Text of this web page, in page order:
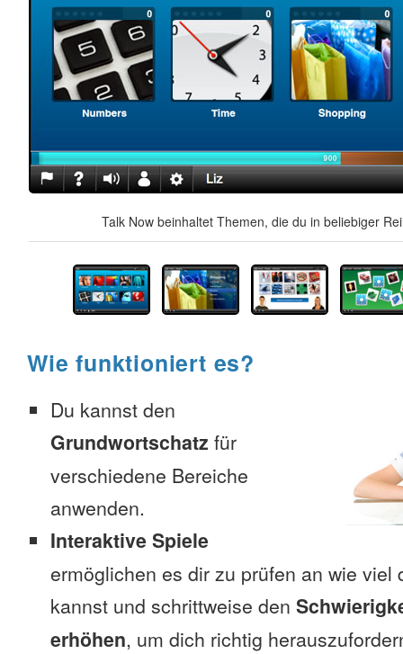
Talk Now beinhaltet Themen, die du in beliebiger
Wie funktioniert es?
Du kannst den
Grundwortschatz für
verschiedene Bereiche
anwenden.
Interaktive Spiele
ermöglichen es dir zu prüfen an wie viel
kannst und schrittweise den
erhöhen, um dich richtig